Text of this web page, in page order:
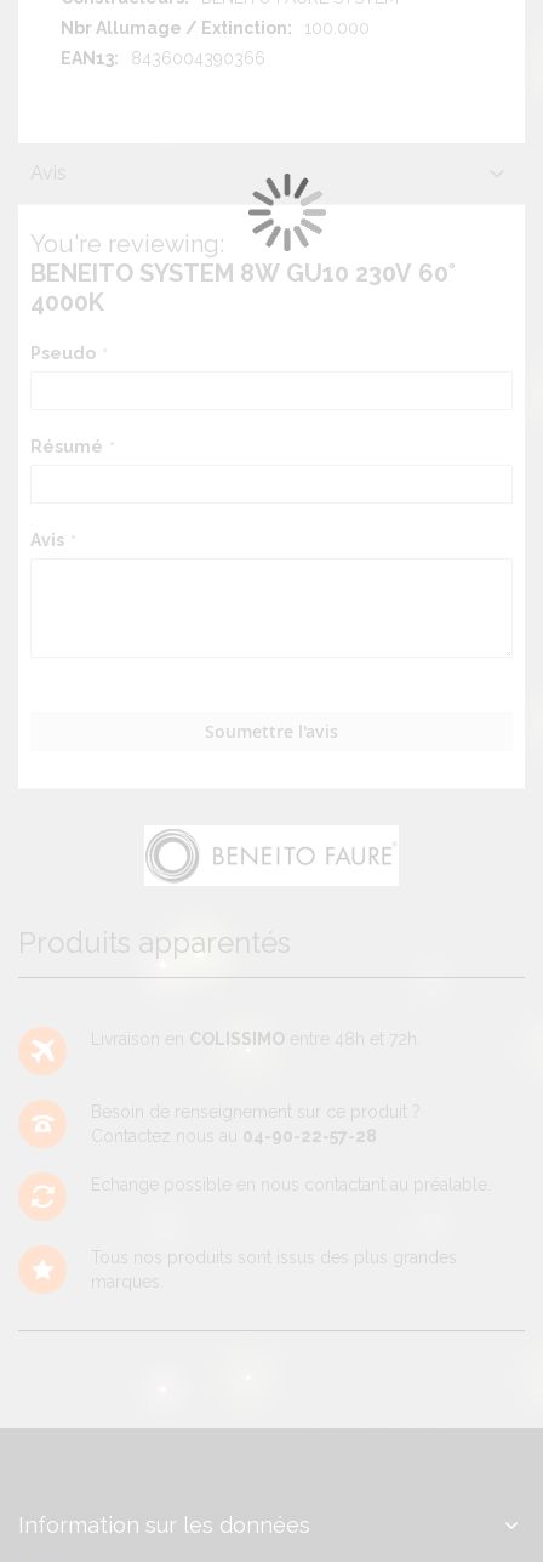
Produits apparentés
Livraison en COLISSIMO entre 48h et 72h.
Besoin de renseignement sur ce produit ?
Contactez nous au 04-90-22-57-28
Echange possible en nous contactant au préalable.
Tous nos produits sont issus des plus grandes
marques.
100.000
8436004390366
Avis
You're reviewing:
BENEITO SYSTEM 8W GU10 230V 60°
4000K
Pseudo
Résumé
Avis
Soumettre l'avis
Information sur les données